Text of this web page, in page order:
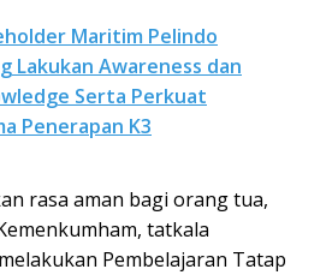
Maritim Pelindo
Lakukan Awareness dan
Serta Perkuat
Penerapan K3
rasa aman bagi orang tua,
tatkala
Pembelajaran Tatap